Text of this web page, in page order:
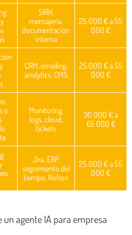
SIRH,
mensajería,
documentación
interna
25 000 € a 55
000 €
CRM, emailing,
analytics, CMS
25 000 € a 55
000 €
o
Monitoring,
logs, cloud,
tickets
30 000 € a
65 000 €
Jira, ERP,
seguimiento del
tiempo, Notion
25 000 € a 55
000 €
agente IA para empresa